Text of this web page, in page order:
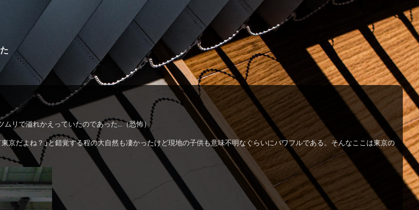
ムリで溢れかえっていたのであった…（恐怖）
京だよね？」と錯覚する程の大自然も凄かったけど現地の子供も意味不明なぐらいにパワフルである。そんなここは東京の